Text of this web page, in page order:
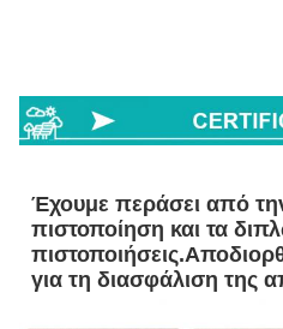
Έχουμε περάσει από
πιστοποίηση και τα
για τη διασφάλιση της